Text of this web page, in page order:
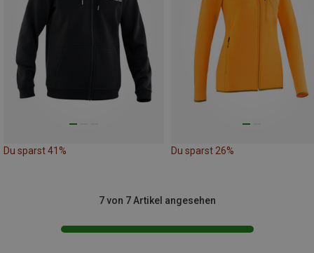
Du sparst 41% Du sparst 26%
7 von 7 Artikel angesehen